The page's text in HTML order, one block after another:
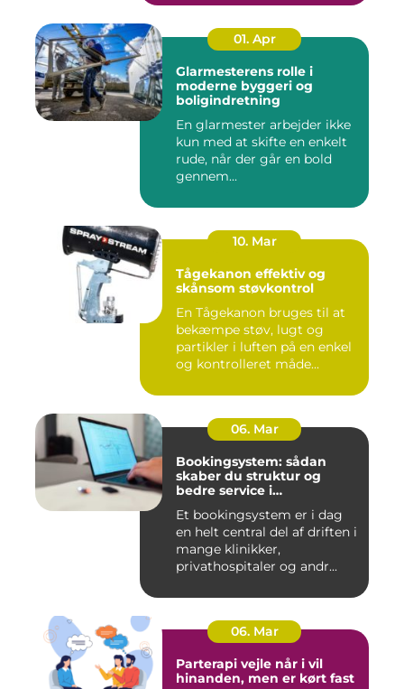
01. Apr
Glarmesterens rolle i
moderne byggeri og
boligindretning
En glarmester arbejder ikke
kun med at skifte en enkelt
rude, når der går en bold
gennem...
10. Mar
Tågekanon effektiv og
skånsom støvkontrol
En Tågekanon bruges til at
bekæmpe støv, lugt og
partikler i luften på en enkel
og kontrolleret måde...
06. Mar
Bookingsystem: sådan
skaber du struktur og
bedre service i
Et bookingsystem er i dag
en helt central del af driften i
mange klinikker,
privathospitaler og andr...
06. Mar
Parterapi vejle når i vil
hinanden, men er kørt fast